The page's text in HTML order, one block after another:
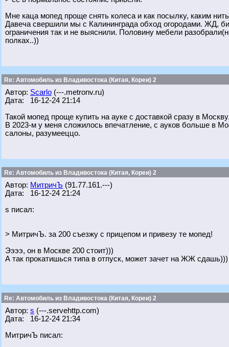
Мне каца мопед проще снять колеса и как посылку, каким
Давеча свершили мы с Калининграда обход огородами. ЖД,
ограничения так и не выяснили. Половину мебели
полках..))
Re: Автомобиль из Владивостока (Китая, Кореи) 2
Автор: Scarlo (---.metronv.ru)
Дата: 16-12-24 21:14
Такой мопед проще купить на ауке с доставкой сразу в
В 2023-м у меня сложилось впечатление, с ауков больше в
салоны, разумееццо.
Re: Автомобиль из Владивостока (Китая, Кореи) 2
Автор: МитричЪ (91.77.161.---)
Дата: 16-12-24 21:24
s писал:
> МитричЪ. за 200 съезжу с прицепом и привезу те мопед!
Ээээ, он в Москве 200 стоит)))
А так прокатишься типа в отпуск, может зачет на ЖЖ сдашь)))
Re: Автомобиль из Владивостока (Китая, Кореи) 2
Автор: s (---.servehttp.com)
Дата: 16-12-24 21:34
МитричЪ писал: